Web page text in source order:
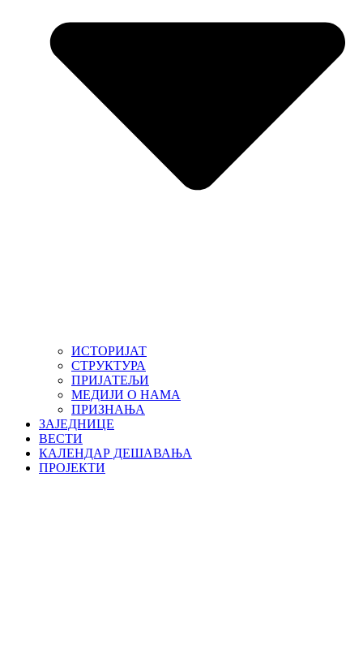
ИСТОРИЈАТ
СТРУКТУРА
ПРИЈАТЕЉИ
МЕДИЈИ О НАМА
ПРИЗНАЊА
ЗАЈЕДНИЦЕ
ВЕСТИ
КАЛЕНДАР ДЕШАВАЊА
ПРОЈЕКТИ